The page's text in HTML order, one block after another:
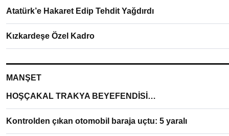
Atatürk’e Hakaret Edip Tehdit Yağdırdı
Kızkardeşe Özel Kadro
MANŞET
HOŞÇAKAL TRAKYA BEYEFENDİSİ…
Kontrolden çıkan otomobil baraja uçtu: 5 yaralı